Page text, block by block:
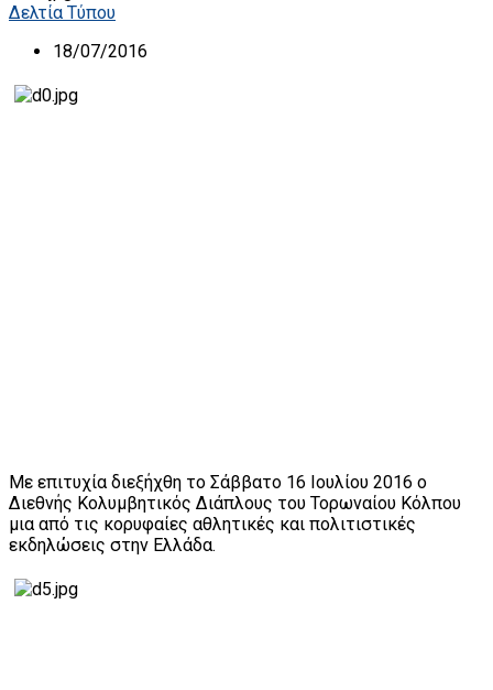
Δελτία Τύπου
18/07/2016
Με επιτυχία διεξήχθη το Σάββατο 16 Ιουλίου 2016 ο
Διεθνής Κολυμβητικός Διάπλους του Τορωναίου Κόλπου
μια από τις κορυφαίες αθλητικές και πολιτιστικές
εκδηλώσεις στην Ελλάδα.